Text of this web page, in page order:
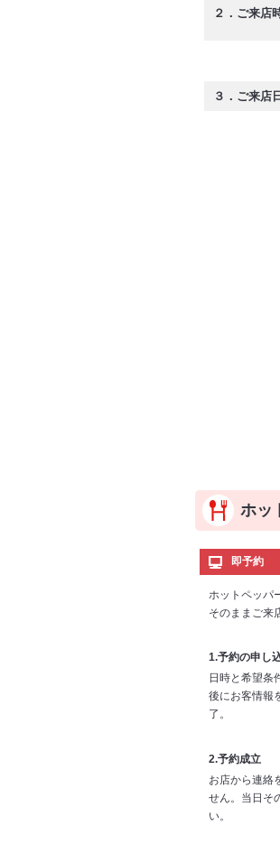
２．ご来店
３．ご来店
ホッ
即予約
ホットペッパ
そのままご来
1.予約の申し
日時と希望条
後にお客情報
了。
2.予約成立
お店から連絡
せん。当日そ
い。